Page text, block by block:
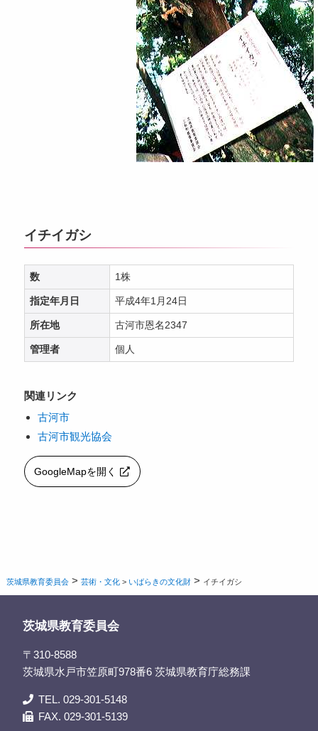
イチイガシ
数 1株
指定年月日 平成4年1月24日
所在地 古河市恩名2347
管理者 個人
関連リンク
古河市
古河市観光協会
GoogleMapを開く
茨城県教育委員会 >芸術・文化 > いばらきの文化財 > イチイガシ
茨城県教育委員会
〒310-8588
茨城県水戸市笠原町978番6 茨城県教育庁総務課
TEL. 029-301-5148
FAX. 029-301-5139